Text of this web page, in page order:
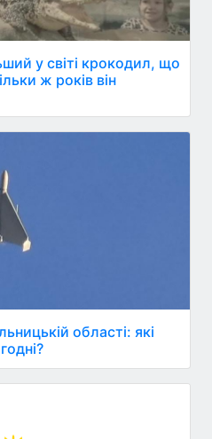
у світі крокодил, що
ж років він
області: які